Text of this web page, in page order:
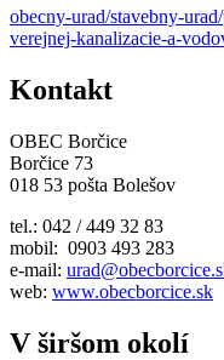
obecny-urad/stavebny-
verejnej-kanalizacie-a-
Kontakt
OBEC Borčice
Borčice 73
018 53 pošta Bolešov
tel.: 042 / 449 32 83
mobil: 0903 493 283
e-mail:
web: www.obecborcice.sk
V širšom okolí